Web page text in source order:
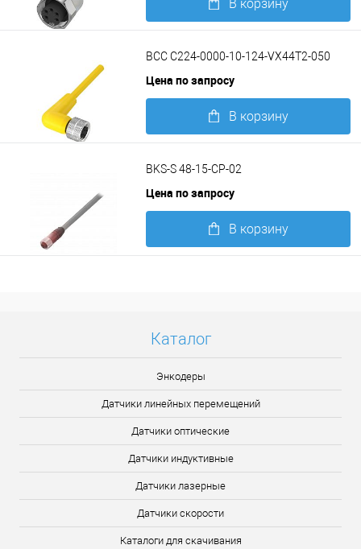
В корзину
BCC C224-0000-10-124-VX44T2-050
Цена по запросу
В корзину
BKS-S 48-15-CP-02
Цена по запросу
В корзину
Каталог
Энкодеры
Датчики линейных перемещений
Датчики оптические
Датчики индуктивные
Датчики лазерные
Датчики скорости
Каталоги для скачивания